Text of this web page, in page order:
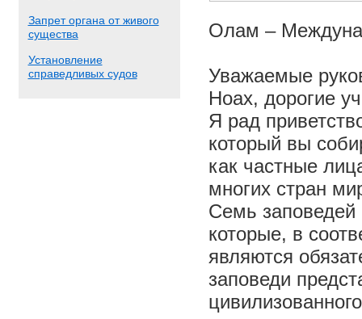
Запрет органа от живого
существа
Установление
справедливых судов
Олам –
Уважаемые
Ноах, дорогие
Я рад
который вы
как частные
многих стран
Семь заповедей
которые, в
являются
заповеди